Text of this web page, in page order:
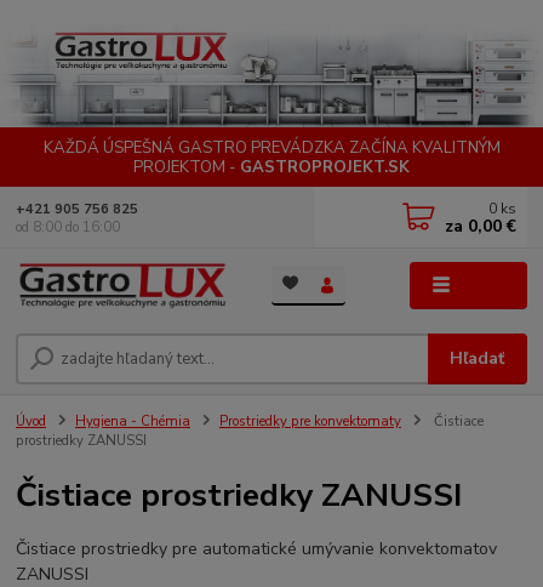
KAŽDÁ ÚSPEŠNÁ GASTRO PREVÁDZKA ZAČÍNA KVALITNÝM
PROJEKTOM - GASTROPROJEKT.SK
Hľadať
+421 905 756 825
od 8:00 do 16:00
0 ks
za 0,00 €
Úvod Hygiena - Chémia Prostriedky pre konvektomaty
Čistiace
prostriedky ZANUSSI
Čistiace prostriedky ZANUSSI
Čistiace prostriedky pre automatické umývanie konvektomatov
ZANUSSI